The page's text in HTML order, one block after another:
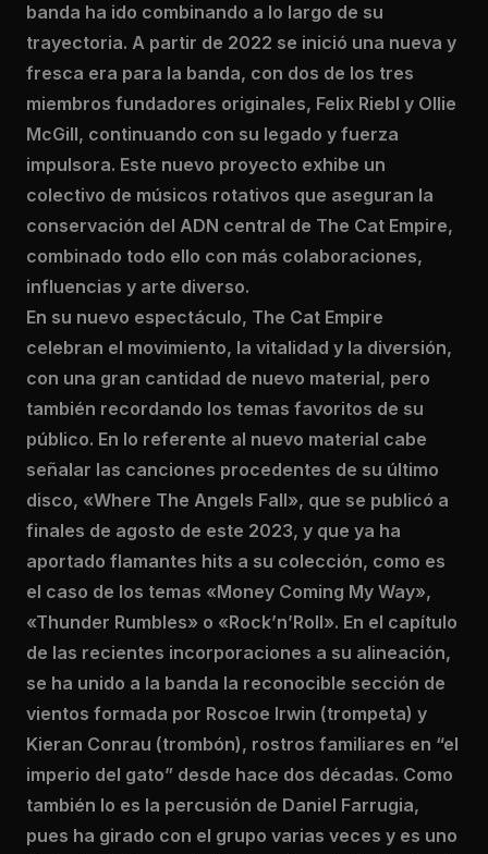
banda ha ido combinando a lo largo de su
trayectoria. A partir de 2022 se inició una nueva y
fresca era para la banda, con dos de los tres
miembros fundadores originales, Felix Riebl y Ollie
McGill, continuando con su legado y fuerza
impulsora. Este nuevo proyecto exhibe un
colectivo de músicos rotativos que aseguran la
conservación del ADN central de The Cat Empire,
combinado todo ello con más colaboraciones,
influencias y arte diverso.
En su nuevo espectáculo, The Cat Empire
celebran el movimiento, la vitalidad y la diversión,
con una gran cantidad de nuevo material, pero
también recordando los temas favoritos de su
público. En lo referente al nuevo material cabe
señalar las canciones procedentes de su último
disco, «Where The Angels Fall», que se publicó a
finales de agosto de este 2023, y que ya ha
aportado flamantes hits a su colección, como es
el caso de los temas «Money Coming My Way»,
«Thunder Rumbles» o «Rock’n’Roll». En el capítulo
de las recientes incorporaciones a su alineación,
se ha unido a la banda la reconocible sección de
vientos formada por Roscoe Irwin (trompeta) y
Kieran Conrau (trombón), rostros familiares en “el
imperio del gato” desde hace dos décadas. Como
también lo es la percusión de Daniel Farrugia,
pues ha girado con el grupo varias veces y es uno